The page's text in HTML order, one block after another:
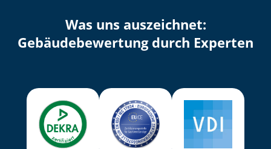
Was uns auszeichnet:
Ge­bäu­de­be­wer­tung durch Experten